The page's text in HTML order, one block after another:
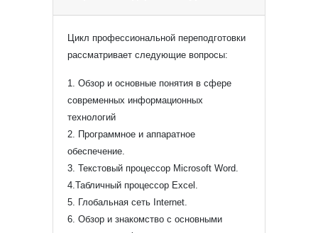
Цикл профессиональной переподготовки
рассматривает следующие вопросы:
1. Обзор и основные понятия в сфере
современных информационных
технологий
2. Программное и аппаратное
обеспечение.
3. Текстовый процессор Microsoft Word.
4.Табличный процессор Excel.
5. Глобальная сеть Internet.
6. Обзор и знакомство с основными